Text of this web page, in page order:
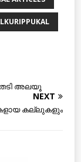
അലയൂ
NEXT
കല്ലുകളും